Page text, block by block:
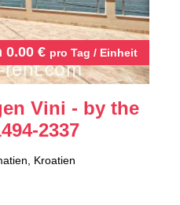
0.00 € pro Tag / Einheit
Vini - by the
2337
Kroatien